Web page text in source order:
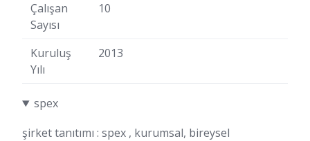
Çalışan
Sayısı
10
Kuruluş
Yılı
2013
spex
şirket tanıtımı : spex , kurumsal, bireysel